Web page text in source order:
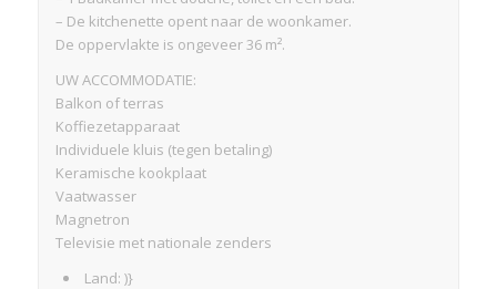
– De kitchenette opent naar de woonkamer.
De oppervlakte is ongeveer 36 m².
UW ACCOMMODATIE:
Balkon of terras
Koffiezetapparaat
Individuele kluis (tegen betaling)
Keramische kookplaat
Vaatwasser
Magnetron
Televisie met nationale zenders
Land: )}